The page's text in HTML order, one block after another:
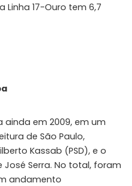
17-Ouro tem 6,7
ainda em 2009, em um
de São Paulo,
Kassab (PSD), e o
Serra. No total, foram
andamento